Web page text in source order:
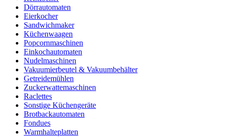
Dörrautomaten
Eierkocher
Sandwichmaker
Küchenwaagen
Popcornmaschinen
Einkochautomaten
Nudelmaschinen
Vakuumierbeutel & Vakuumbehälter
Getreidemühlen
Zuckerwattemaschinen
Raclettes
Sonstige Küchengeräte
Brotbackautomaten
Fondues
Warmhalteplatten